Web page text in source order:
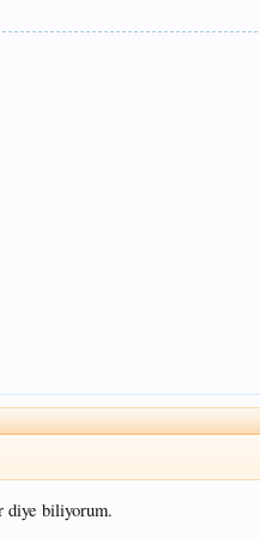
diye biliyorum.